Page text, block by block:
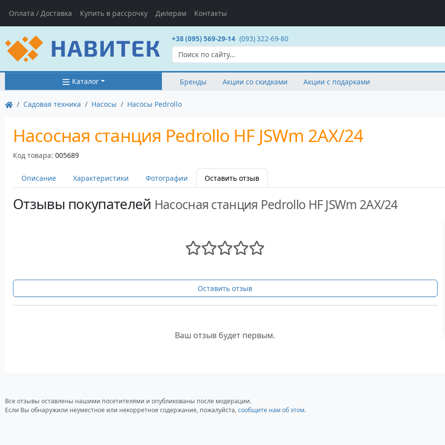
Оплата / Доставка Купить в рассрочку Дилерам Контакты
+38 (095) 569-29-14 (093) 322-69-80
Каталог Бренды Акции со скидками Акции с подарками
Садовая техника Насосы Насосы Pedrollo
Насосная станция Pedrollo HF JSWm 2AX/24
Код товара: 005689
Описание Характеристики Фотографии Оставить отзыв
Отзывы покупателей Насосная станция Pedrollo HF JSWm 2AX/24
Оставить отзыв
Ваш отзыв будет первым.
Все отзывы оставлены нашими посетителями и опубликованы после модерации.
Если Вы обнаружили неуместное или некорретное содержание, пожалуйста,сообщите нам об этом.